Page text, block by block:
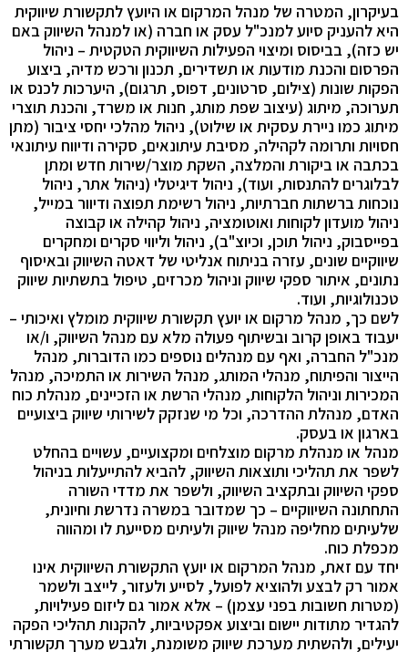
בעיקרון, המטרה של מנהל המרקום או היועץ לתקשורת שיווקית
היא להעניק סיוע למנכ"ל עסק או חברה (או למנהל השיווק באם
יש כזה), בביסוס ומיצוי הפעילות השיווקית הטקטית – ניהול
הפרסום והכנת מודעות או תשדירים, תכנון ורכש מדיה, ביצוע
הפקות שונות (צילום, סרטונים, דפוס, תרגום), היערכות לכנס או
תערוכה, מיתוג (עיצוב שפת מותג, חנות או משרד, והכנת תוצרי
מיתוג כמו ניירת עסקית או שילוט), ניהול מהלכי יחסי ציבור (מתן
חסויות ותרומה לקהילה, מסיבת עיתונאים, סקירה ודיווח עיתונאי
בכתבה או ביקורת והמלצה, השקת מוצר/שירות חדש ומתן
לבלוגרים להתנסות, ועוד), ניהול דיגיטלי (ניהול אתר, ניהול
נוכחות ברשתות חברתיות, ניהול רשימת תפוצה ודיוור במייל,
ניהול מועדון לקוחות ואוטומציה, ניהול קהילה או קבוצה
בפייסבוק, ניהול תוכן, וכיוצ"ב), ניהול וליווי סקרים ומחקרים
שיווקיים שונים, עזרה בניתוח אנליטי של דאטה השיווק ובאיסוף
נתונים, איתור ספקי שיווק וניהול מכרזים, טיפול בתשתיות שיווק
טכנולוגיות, ועוד.
לשם כך, מנהל מרקום או יועץ תקשורת שיווקית מומלץ ואיכותי –
יעבוד באופן קרוב ובשיתוף פעולה מלא עם מנהל השיווק, ו/או
מנכ"ל החברה, ואף עם מנהלים נוספים כמו הדוברות, מנהל
הייצור והפיתוח, מנהלי המותג, מנהל השירות או התמיכה, מנהל
המכירות וניהול הלקוחות, מנהלי הרשת או הזכיינים, מנהלת כוח
האדם, מנהלת ההדרכה, וכל מי שנזקק לשירותי שיווק ביצועיים
בארגון או בעסק.
מנהל או מנהלת מרקום מוצלחים ומקצועיים, עשויים בהחלט
לשפר את תהליכי ותוצאות השיווק, להביא להתייעלות בניהול
ספקי השיווק ובתקציב השיווק, ולשפר את מדדי השורה
התחתונה השיווקיים – כך שמדובר במשרה נדרשת וחיונית,
שלעיתים מחליפה מנהל שיווק ולעיתים מסייעת לו ומהווה
מכפלת כוח.
יחד עם זאת, מנהל המרקום או יועץ התקשורת השיווקית אינו
אמור רק לבצע ולהוציא לפועל, לסייע ולעזור, לייצב ולשמר
(מטרות חשובות בפני עצמן) – אלא אמור גם ליזום פעילויות,
להגדיר מתודות יישום וביצוע אפקטיביות, להקנות תהליכי הפקה
יעילים, ולהשתית מערכת שיווק משומנת, ולגבש מערך תקשורתי